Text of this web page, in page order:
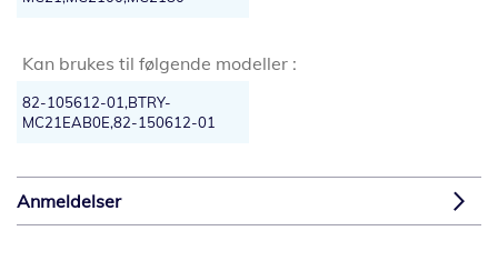
Kan brukes til følgende modeller :
82-105612-01,BTRY-
MC21EAB0E,82-150612-01
Anmeldelser